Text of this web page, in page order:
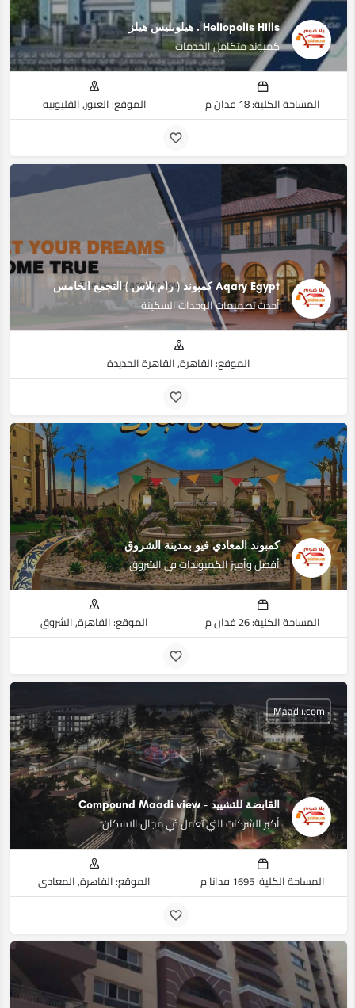
Heliopolis Hills . هيلوبليس هيلز
كمبوند متكامل الخدمات
المساحة الكلية: 18 فدان م الموقع: العبور, القليوبيه
Aqary Egypt كمبوند ( رام بلاس ) التجمع الخامس
أحدث تصميمات الوحدات السكينة
الموقع: القاهرة, القاهرة الجديدة
كمبوند المعادي فيو بمدينة الشروق
أفصل وأميز الكمبوندات فى الشروق
المساحة الكلية: 26 فدان م الموقع: القاهرة, الشروق
القابضة للتشييد - Compound Maadi view
أكبر الشركات التي تعمل في مجال الاسكان
Maadii.com
المساحة الكلية: 1695 فدانا م الموقع: القاهرة, المعادي